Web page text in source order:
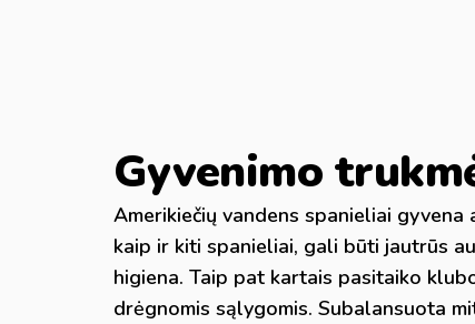
Gyvenimo
Amerikiečių vandens spanieliai
kaip ir kiti spanieliai, gali būti jautrūs
higiena. Taip pat kartais pasitaiko
drėgnomis sąlygomis. Subalansuota